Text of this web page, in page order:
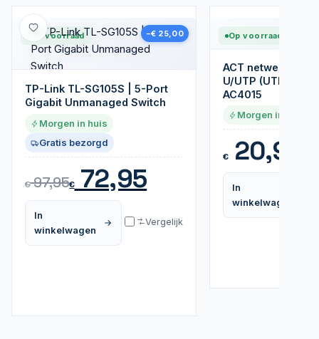
Op voorraad Nieuw
−€ 25,00
TP-Link TL-SG105S | 5-Port
Gigabit Unmanaged Switch
Morgen in huis
Gratis bezorgd
€97,95€72,95
In
winkelwagen
Vergelijk
Op voorraad
ACT
U/UTP (UTP) | 15
AC4015
Morgen in huis
€20,95
In
winkelwagen